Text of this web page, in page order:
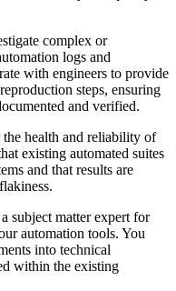
complex or
logs and
with engineers to provide
steps, ensuring
and verified.
health and reliability of
existing automated suites
and that results are
subject matter expert for
automation tools. You
into technical
within the existing